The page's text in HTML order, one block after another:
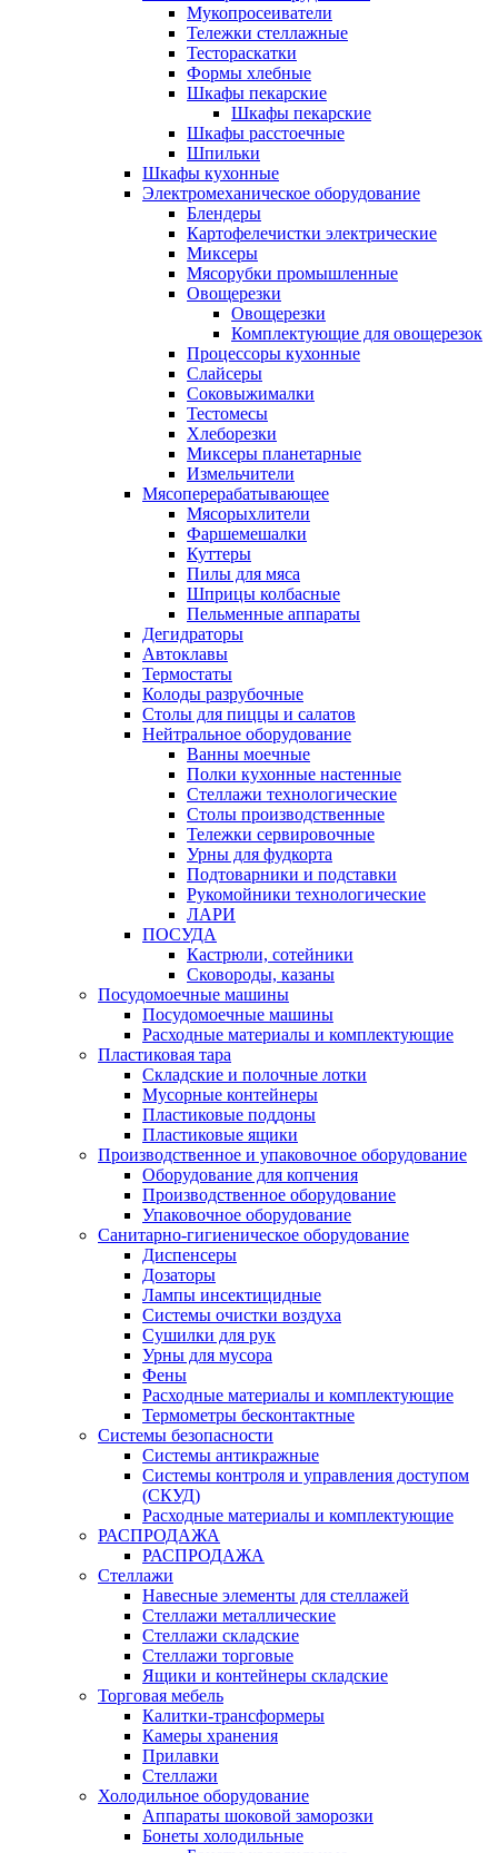
Мукопросеиватели
Тележки стеллажные
Тестораскатки
Формы хлебные
Шкафы пекарские
Шкафы пекарские
Шкафы расстоечные
Шпильки
Шкафы кухонные
Электромеханическое оборудование
Блендеры
Картофелечистки электрические
Миксеры
Мясорубки промышленные
Овощерезки
Овощерезки
Комплектующие для овощерезок
Процессоры кухонные
Слайсеры
Соковыжималки
Тестомесы
Хлеборезки
Миксеры планетарные
Измельчители
Мясоперерабатывающее
Мясорыхлители
Фаршемешалки
Куттеры
Пилы для мяса
Шприцы колбасные
Пельменные аппараты
Дегидраторы
Автоклавы
Термостаты
Колоды разрубочные
Столы для пиццы и салатов
Нейтральное оборудование
Ванны моечные
Полки кухонные настенные
Стеллажи технологические
Столы производственные
Тележки сервировочные
Урны для фудкорта
Подтоварники и подставки
Рукомойники технологические
ЛАРИ
ПОСУДА
Кастрюли, сотейники
Сковороды, казаны
Посудомоечные машины
Посудомоечные машины
Расходные материалы и комплектующие
Пластиковая тара
Складские и полочные лотки
Мусорные контейнеры
Пластиковые поддоны
Пластиковые ящики
Производственное и упаковочное оборудование
Оборудование для копчения
Производственное оборудование
Упаковочное оборудование
Санитарно-гигиеническое оборудование
Диспенсеры
Дозаторы
Лампы инсектицидные
Системы очистки воздуха
Сушилки для рук
Урны для мусора
Фены
Расходные материалы и комплектующие
Термометры бесконтактные
Системы безопасности
Системы антикражные
Системы контроля и управления доступом
(СКУД)
Расходные материалы и комплектующие
РАСПРОДАЖА
РАСПРОДАЖА
Стеллажи
Навесные элементы для стеллажей
Стеллажи металлические
Стеллажи складские
Стеллажи торговые
Ящики и контейнеры складские
Торговая мебель
Калитки-трансформеры
Камеры хранения
Прилавки
Стеллажи
Холодильное оборудование
Аппараты шоковой заморозки
Бонеты холодильные